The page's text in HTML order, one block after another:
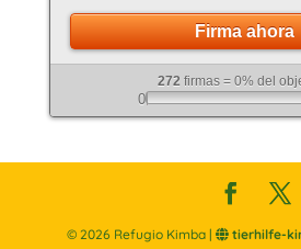
Firma ahora
272 firmas = 0% del
0
©2026 Refugio Kimba | tierhilfe-